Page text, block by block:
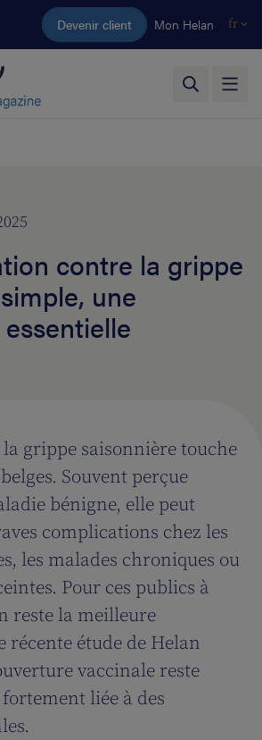
au contenu principal
Devenir client Mon Helan fr
contre la grippe
une
la grippe saisonnière touche
Souvent perçue
bénigne, elle peut
complications chez les
les malades chroniques ou
Pour ces publics à
reste la meilleure
récente étude de Helan
vaccinale reste
liée à des